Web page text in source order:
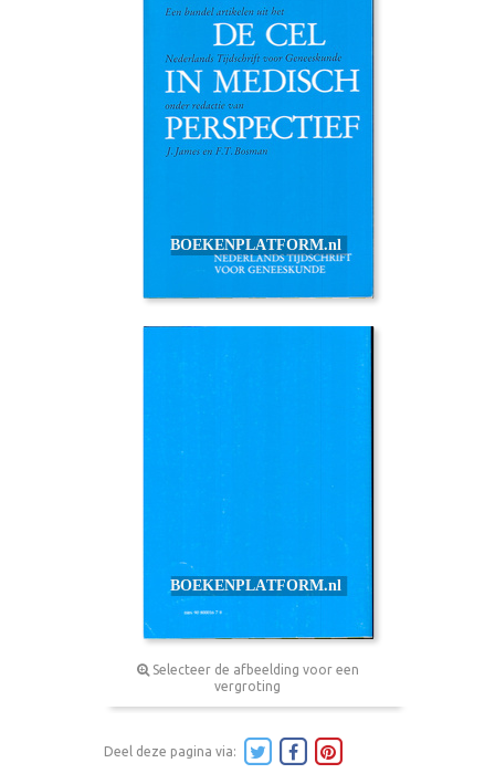
Selecteer de afbeelding voor een
vergroting
Deel deze pagina via: